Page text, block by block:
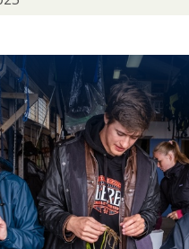
ØRESUND
FISK PÅ
JUNIORLEDERKURSUS
PREMIERE